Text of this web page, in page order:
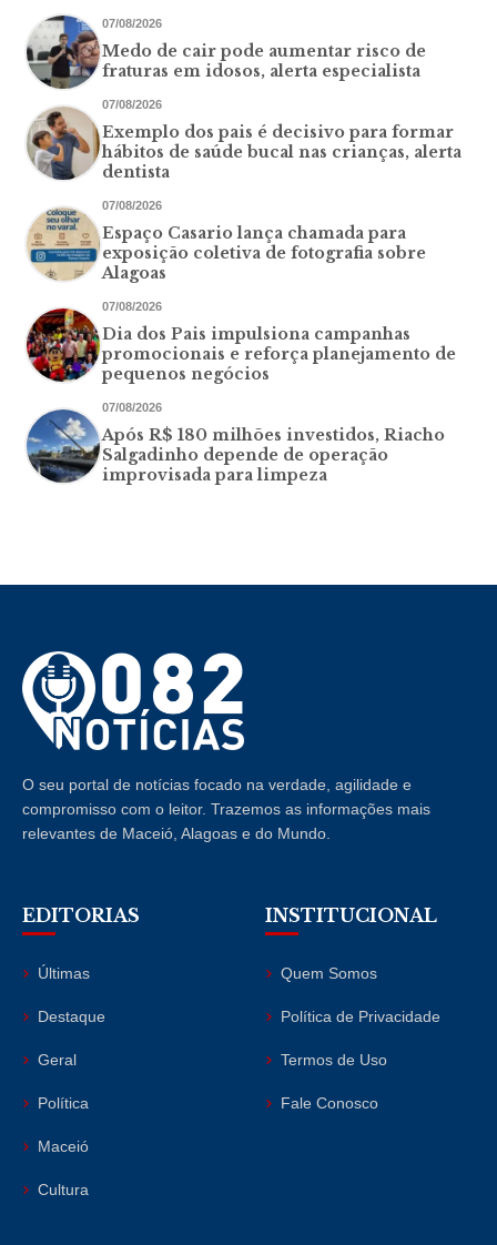
07/08/2026
Medo de cair pode aumentar risco de
fraturas em idosos, alerta especialista
07/08/2026
Exemplo dos pais é decisivo para formar
hábitos de saúde bucal nas crianças, alerta
dentista
07/08/2026
Espaço Casario lança chamada para
exposição coletiva de fotografia sobre
Alagoas
07/08/2026
Dia dos Pais impulsiona campanhas
promocionais e reforça planejamento de
pequenos negócios
07/08/2026
Após R$ 180 milhões investidos, Riacho
Salgadinho depende de operação
improvisada para limpeza
O seu portal de notícias focado na verdade, agilidade e
compromisso com o leitor. Trazemos as informações mais
relevantes de Maceió, Alagoas e do Mundo.
EDITORIAS
Últimas
Destaque
Geral
Política
Maceió
Cultura
INSTITUCIONAL
Quem Somos
Política de Privacidade
Termos de Uso
Fale Conosco